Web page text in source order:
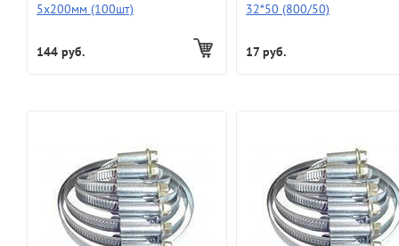
5х200мм (100шт)
144 руб.
32*50 (800/50)
17 руб.